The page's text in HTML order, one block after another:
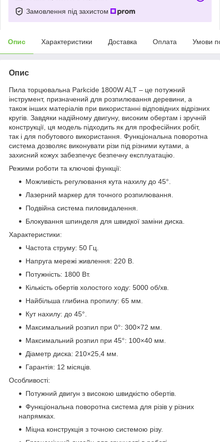
Замовлення під захистом
Опис Характеристики Доставка Оплата Умови
Опис
Пила торцювальна Parkcide 1800W ALT – це потужний
інструмент, призначений для розпилювання деревини, а
також інших матеріалів при використанні відповідних відрізних
кругів. Завдяки надійному двигуну, високим обертам і зручній
конструкції, ця модель підходить як для професійних робіт,
так і для побутового використання. Функціональна поворотна
система дозволяє виконувати різи під різними кутами, а
захисний кожух забезпечує безпечну експлуатацію.
Режими роботи та ключові функції:
Можливість регулювання кута нахилу до 45°.
Лазерний маркер для точного розпилювання.
Подвійна система пиловидалення.
Блокування шпинделя для швидкої заміни диска.
Характеристики:
Частота струму: 50 Гц.
Напруга мережі живлення: 220 В.
Потужність: 1800 Вт.
Кількість обертів холостого ходу: 5000 об/хв.
Найбільша глибина пропилу: 65 мм.
Кут нахилу: до 45°.
Максимальний розпил при 0°: 300×72 мм.
Максимальний розпил при 45°: 100×40 мм.
Діаметр диска: 210×25,4 мм.
Гарантія: 12 місяців.
Особливості:
Потужний двигун з високою швидкістю обертів.
Функціональна поворотна система для різів у різних
напрямках.
Міцна конструкція з точною системою різу.